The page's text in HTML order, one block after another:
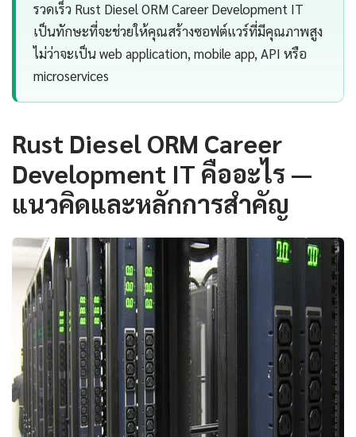
รวดเร็ว Rust Diesel ORM Career Development IT
เป็นทักษะที่จะช่วยให้คุณสร้างซอฟต์แวร์ที่มีคุณภาพสูง
ไม่ว่าจะเป็น web application, mobile app, API หรือ
microservices
Rust Diesel ORM Career
Development IT คืออะไร —
แนวคิดและหลักการสำคัญ